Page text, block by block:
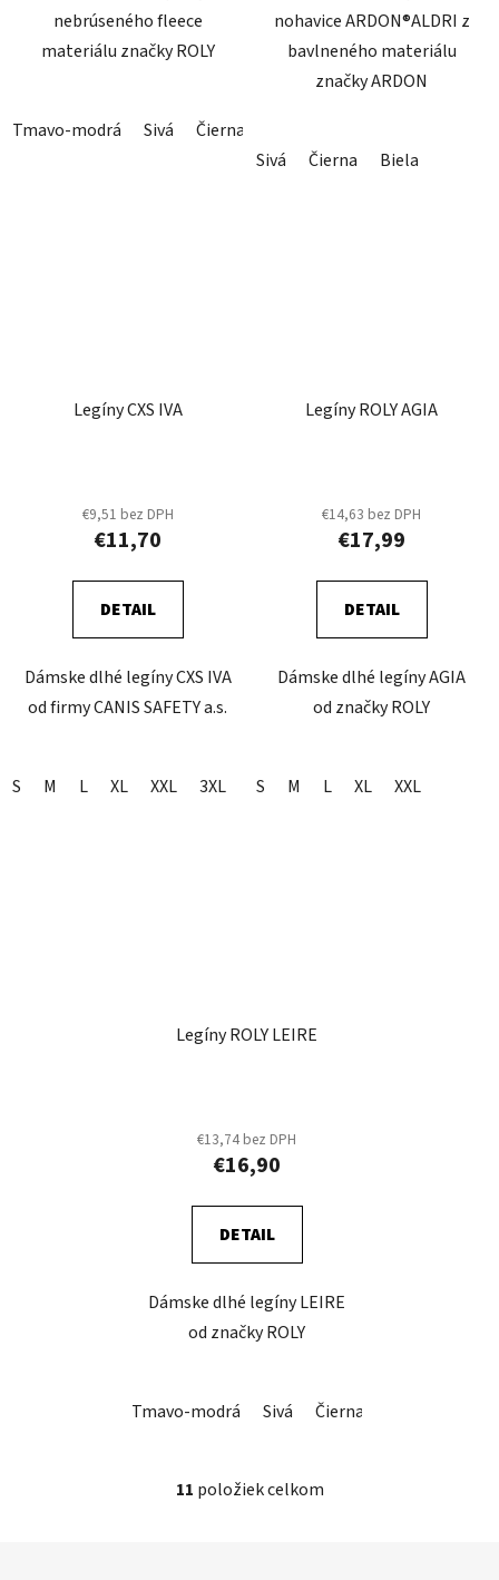
nebrúseného fleece
materiálu značky ROLY
Tmavo-modrá Sivá Čierna
nohavice ARDON®ALDRI z
bavlneného materiálu
značky ARDON
Sivá Čierna Biela
Legíny CXS IVA
€9,51 bez DPH
€11,70
DETAIL
Dámske dlhé legíny CXS IVA
od firmy CANIS SAFETY a.s.
S M L XL XXL 3XL
Legíny ROLY AGIA
€14,63 bez DPH
€17,99
DETAIL
Dámske dlhé legíny AGIA
od značky ROLY
S M L XL XXL
Legíny ROLY LEIRE
€13,74 bez DPH
€16,90
DETAIL
Dámske dlhé legíny LEIRE
od značky ROLY
Tmavo-modrá Sivá Čierna
O
11 položiek celkom